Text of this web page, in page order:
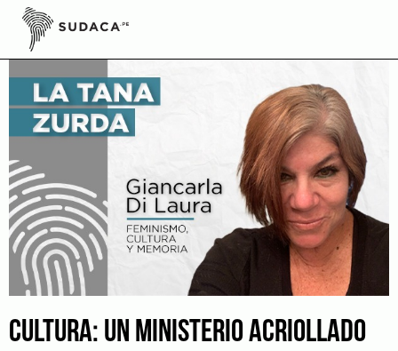
Skip
content
CULTURA: UN MINISTERIO ACRIOLLADO